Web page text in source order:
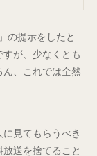
の提示をしたと
が、少なくとも
、これでは全然
見てもらうべき
送を捨てること